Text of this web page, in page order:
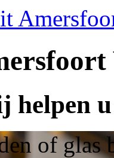
helpen
of